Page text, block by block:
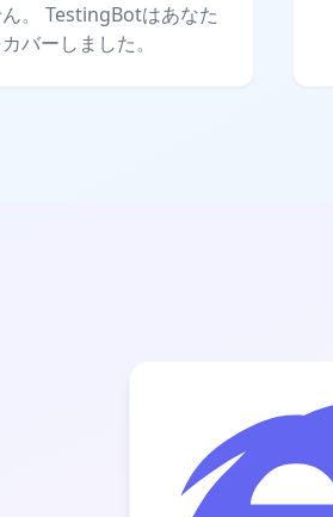
。 TestingBotはあなた
バーしました。